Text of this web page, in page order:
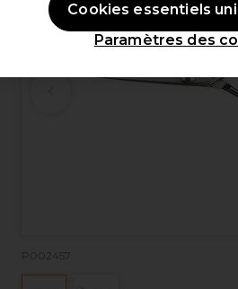
P002457
Paramètres des
Cookies essentiels